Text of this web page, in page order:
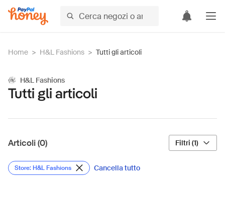
Home > H&L Fashions > Tutti gli articoli
H&L Fashions
Tutti gli articoli
Articoli (0) Filtri (1)
Store: H&L Fashions Cancella tutto